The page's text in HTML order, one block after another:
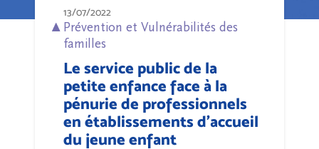
13/07/2022
Prévention et Vulnérabilités des
familles
Le service public de la
petite enfance face à la
pénurie de professionnels
en établissements d’accueil
du jeune enfant